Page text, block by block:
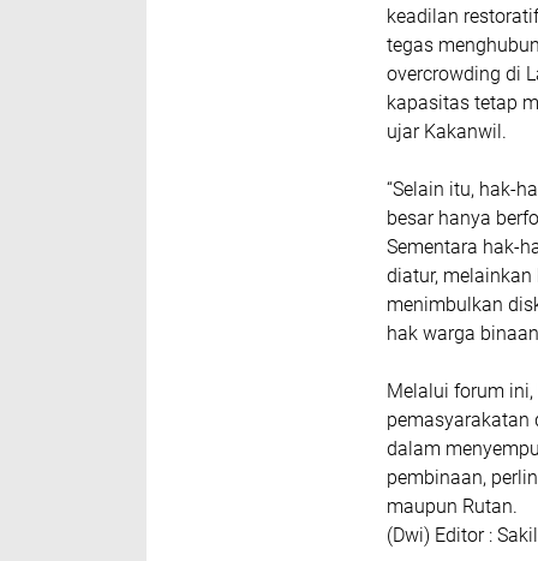
keadilan
tegas
overcrowding di
kapasitas tetap
ujar Kakanwil.
“Selain itu, hak-
besar hanya
Sementara hak-
diatur,
menimbulkan
hak warga
Melalui forum
pemasyarakatan
dalam
pembinaan,
maupun Rutan.
(Dwi) Editor :